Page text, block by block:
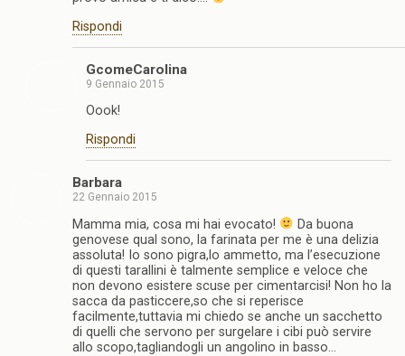
Rispondi
GcomeCarolina
9 Gennaio 2015
Oook!
Rispondi
Barbara
22 Gennaio 2015
Mamma mia, cosa mi hai evocato!
Da buona
genovese qual sono, la farinata per me è una delizia
assoluta! Io sono pigra,lo ammetto, ma l’esecuzione
di questi tarallini è talmente semplice e veloce che
non devono esistere scuse per cimentarcisi! Non ho la
sacca da pasticcere,so che si reperisce
facilmente,tuttavia mi chiedo se anche un sacchetto
di quelli che servono per surgelare i cibi può servire
allo scopo,tagliandogli un angolino in basso…